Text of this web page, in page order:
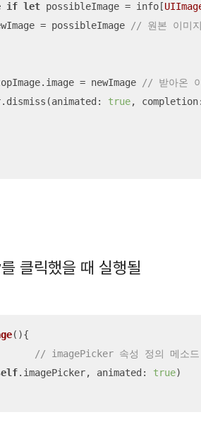
if let possibleImage = info[
= possibleImage
// 원본 이미
= newImage
// 받아온
true,
클릭했을 때 실행될
(){
// imagePicker 속성 정의 메소드
.imagePicker, animated: true)